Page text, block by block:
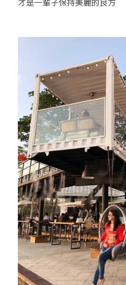
來
源
知
識
同
行